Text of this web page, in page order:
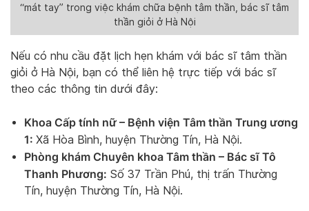
“mát tay” trong việc khám chữa bệnh tâm thần, bác sĩ tâm
thần giỏi ở Hà Nội
Nếu có nhu cầu đặt lịch hẹn khám với bác sĩ tâm thần
giỏi ở Hà Nội, bạn có thể liên hệ trực tiếp với bác sĩ
theo các thông tin dưới đây:
Khoa Cấp tính nữ – Bệnh viện Tâm thần Trung ương
1: Xã Hòa Bình, huyện Thường Tín, Hà Nội.
Phòng khám Chuyên khoa Tâm thần – Bác sĩ Tô
Thanh Phương: Số 37 Trần Phú, thị trấn Thường
Tín, huyện Thường Tín, Hà Nội.